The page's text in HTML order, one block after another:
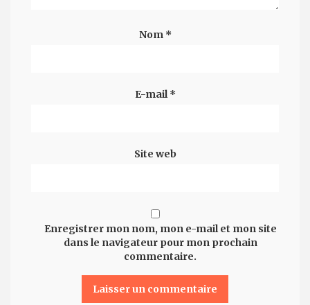
Nom *
E-mail*
Site web
Enregistrer mon nom, mon e-mail et mon site
dans le navigateur pour mon prochain
commentaire.